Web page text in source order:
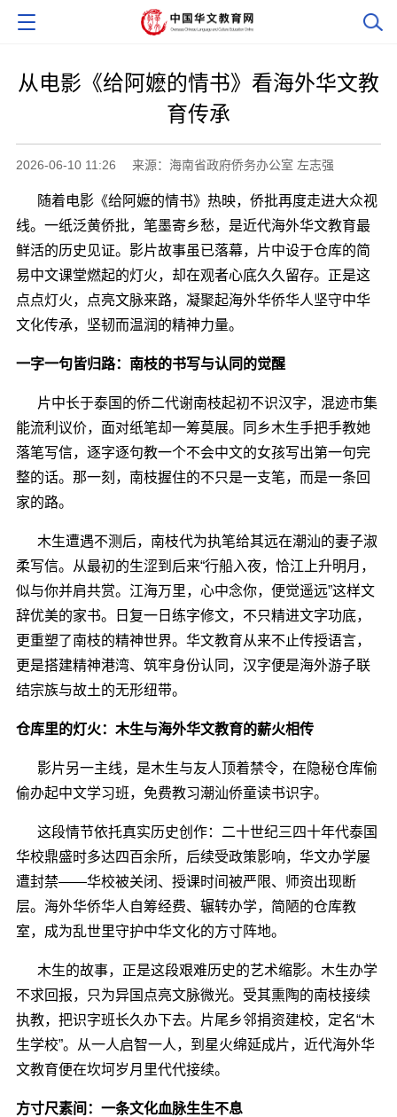
从电影《给阿嬷的情书》看海外华文教
育传承
2026-06-10 11:26 来源：海南省政府侨务办公室 左志强
随着电影《给阿嬷的情书》热映，侨批再度走进大众视
线。一纸泛黄侨批，笔墨寄乡愁，是近代海外华文教育最
鲜活的历史见证。影片故事虽已落幕，片中设于仓库的简
易中文课堂燃起的灯火，却在观者心底久久留存。正是这
点点灯火，点亮文脉来路，凝聚起海外华侨华人坚守中华
文化传承，坚韧而温润的精神力量。
一字一句皆归路：南枝的书写与认同的觉醒
片中长于泰国的侨二代谢南枝起初不识汉字，混迹市集
能流利议价，面对纸笔却一筹莫展。同乡木生手把手教她
落笔写信，逐字逐句教一个不会中文的女孩写出第一句完
整的话。那一刻，南枝握住的不只是一支笔，而是一条回
家的路。
木生遭遇不测后，南枝代为执笔给其远在潮汕的妻子淑
柔写信。从最初的生涩到后来“行船入夜，恰江上升明月，
似与你并肩共赏。江海万里，心中念你，便觉遥远”这样文
辞优美的家书。日复一日练字修文，不只精进文字功底，
更重塑了南枝的精神世界。华文教育从来不止传授语言，
更是搭建精神港湾、筑牢身份认同，汉字便是海外游子联
结宗族与故土的无形纽带。
仓库里的灯火：木生与海外华文教育的薪火相传
影片另一主线，是木生与友人顶着禁令，在隐秘仓库偷
偷办起中文学习班，免费教习潮汕侨童读书识字。
这段情节依托真实历史创作： 二十世纪三四十年代泰国
华校鼎盛时多达四百余所，后续受政策影响，华文办学屡
遭封禁——华校被关闭、授课时间被严限、师资出现断
层。海外华侨华人自筹经费、辗转办学，简陋的仓库教
室，成为乱世里守护中华文化的方寸阵地。
木生的故事，正是这段艰难历史的艺术缩影。木生办学
不求回报，只为异国点亮文脉微光。受其熏陶的南枝接续
执教，把识字班长久办下去。片尾乡邻捐资建校，定名“木
生学校”。从一人启智一人，到星火绵延成片，近代海外华
文教育便在坎坷岁月里代代接续。
方寸尺素间：一条文化血脉生生不息